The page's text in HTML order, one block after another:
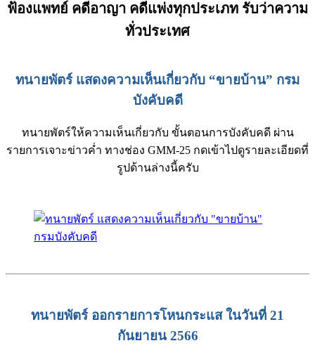
ฟ้องแพทย์ คดีอาญา คดีแพ่งทุกประเภท รับว่าความ
ทั่วประเทศ
ทนายพัตร์ แสดงความเห็นเกี่ยวกับ “ขายบ้าน” กรม
บังคับคดี
ทนายพัตร์ให้ความเห็นเกี่ยวกับ ขั้นตอนการบังคับคดี ผ่าน
รายการเจาะข่าวค่ำ ทางช่อง GMM-25 กดเข้าไปดูรายละเอียดที่
รูปด้านล่างนี้ครับ
ทนายพัตร์ ออกรายการโหนกระแส ในวันที่ 21
กันยายน 2566